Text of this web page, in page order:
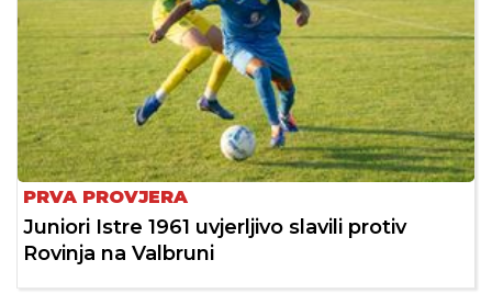
PRVA PROVJERA
Juniori Istre 1961 uvjerljivo slavili protiv
Rovinja na Valbruni